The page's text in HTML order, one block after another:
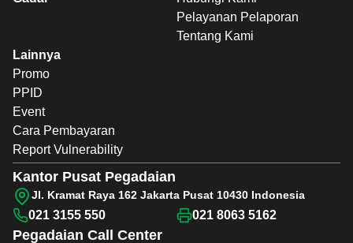
Pelayanan Pelaporan
Tentang Kami
Lainnya
Promo
PPID
Event
Cara Pembayaran
Report Vulnerability
Pegadaian Call Center
Kantor Pusat Pegadaian
Jl. Kramat Raya 162 Jakarta Pusat 10430 Indonesia
021 3155 550 021 8063 5162